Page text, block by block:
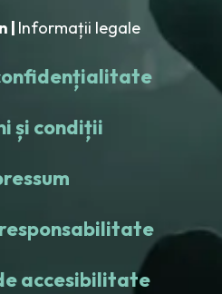
| Informații legale
și condiții
accesibilitate